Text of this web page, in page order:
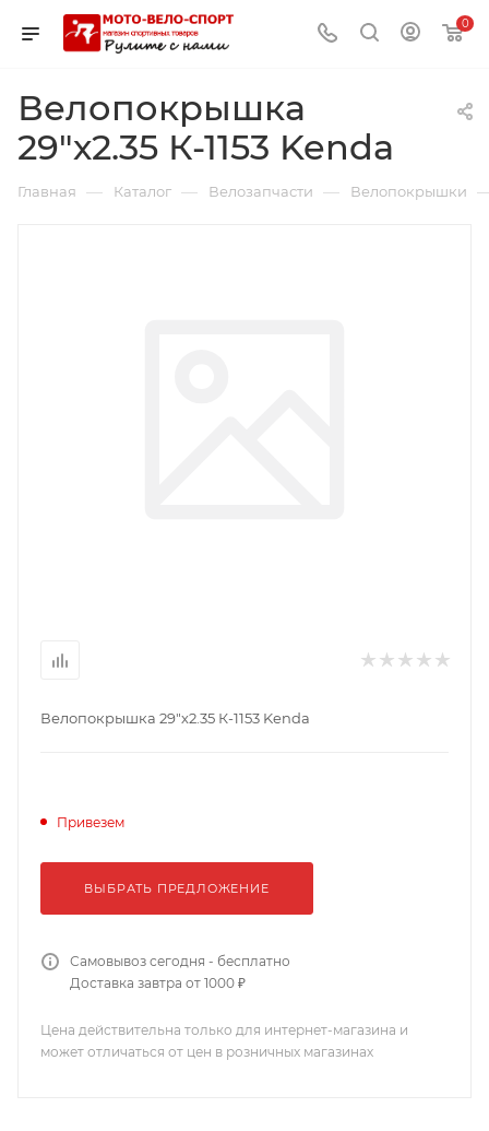
0
Велопокрышка
29"х2.35 К-1153 Kenda
Главная — Каталог — Велозапчасти — Велопокрышки
Велопокрышка 29"х2.35 К-1153 Kenda
Привезем
ВЫБРАТЬ ПРЕДЛОЖЕНИЕ
Самовывоз сегодня - бесплатно
Доставка завтра от 1000 ₽
Цена действительна только для интернет-магазина и
может отличаться от цен в розничных магазинах